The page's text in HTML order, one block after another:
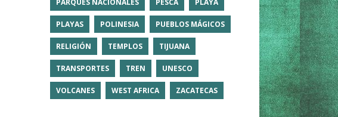
PARQUES NACIONALES PESCA PLAYA
PLAYAS POLINESIA PUEBLOS MÁGICOS
RELIGIÓN TEMPLOS TIJUANA
TRANSPORTES TREN UNESCO
VOLCANES WEST AFRICA ZACATECAS